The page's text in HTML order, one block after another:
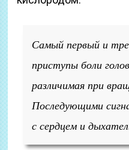
Самый первый и
приступы боли
различимая при
Последующими
с сердцем и